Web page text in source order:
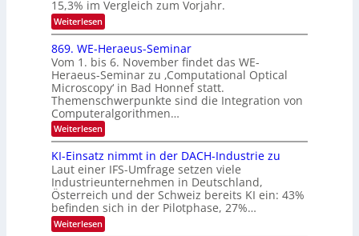
I
O
N
2
0
2
6
o
n
k
-
u
n
d
B
i
l
d
v
e
r
e
K
I
m
i
t
d
e
n
k
t
15,3% im Vergleich zum Vorjahr.
Weiterlesen:
E
x
o
s
e
n
s
m
e
l
d
e
t
s
t
a
r
k
e
869. WE-Heraeus-Seminar
Vom 1. bis 6. November findet das WE-
Heraeus-Seminar zu ‚Computational Optical
Microscopy‘ in Bad Honnef statt.
Themenschwerpunkte sind die Integration von
Computeralgorithmen…
Weiterlesen:
8
9
.
W
E
-
H
e
KI-Einsatz nimmt in der DACH-Industrie zu
Laut einer IFS-Umfrage setzen viele
Industrieunternehmen in Deutschland,
Österreich und der Schweiz bereits KI ein: 43%
befinden sich in der Pilotphase, 27%…
Weiterlesen: